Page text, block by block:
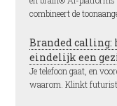
combineert de
Branded
eindelijk een
Je telefoon gaat, en
waarom. Klinkt